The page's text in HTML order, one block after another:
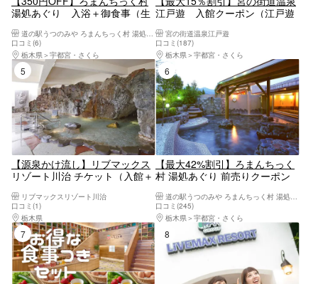
湯処あぐり 入浴＋御食事（生
膳）
口コミ(6)
栃木県
宇都宮・さくら
江戸遊 入館クーポン（江戸遊
スタオル付）
宮の街道温泉江戸遊
口コミ(187)
栃木県
宇都宮・さくら
5位
【源泉かけ流し】リブマックス
リゾート川治 チケット（入館＋
リブマックスリゾート川治
口コミ(1)
栃木県
日光・霧降高原・奥日光・中禅寺湖・今市
【最大42%割引】ろまんちっく
村 湯処あぐり 前売りクーポン
道の駅うつのみや ろまんちっく村 湯処あぐり
口コミ(245)
栃木県
宇都宮・さくら
7位 8位